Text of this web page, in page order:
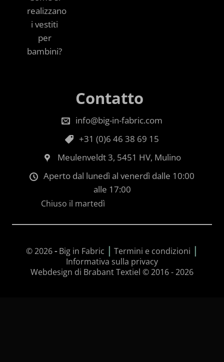
realizzano
i vestiti
per
bambini?
Contatto
info@big-in-fabric.com
+31 (0)6 46 38 69 15
Meulenveldt 3, 5451 HV, Mulino
Aperto dal lunedì al venerdì dalle 10:00
alle 17:00
Chiuso il martedì
© 2026-Big in Fabric | Termini e condizioni |
Informativa sulla privacy
Webdesign di Brabant Textiel © 2016 - 2026